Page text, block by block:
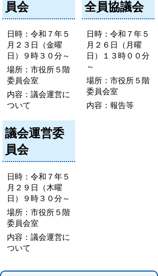
員会
日時：令和７年５
月２３日（金曜
日）９時３０分～
場所：市役所５階
委員会室
内容：議会運営に
ついて
全員協議会
日時：令和７年５
月２６日（月曜
日）１３時００分
～
場所：市役所５階
委員会室
内容：報告等
議会運営委
員会
日時：令和７年５
月２９日（木曜
日）９時３０分～
場所：市役所５階
委員会室
内容：議会運営に
ついて